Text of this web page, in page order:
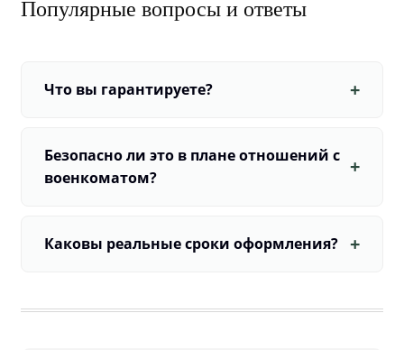
Популярные вопросы и ответы
Что вы гарантируете?
Безопасно ли это в плане отношений с
военкоматом?
Каковы реальные сроки оформления?